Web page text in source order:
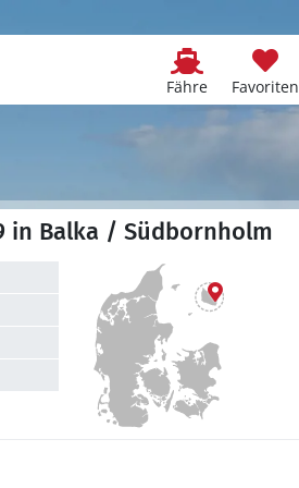
Fähre Favoriten
in Balka / Südbornholm